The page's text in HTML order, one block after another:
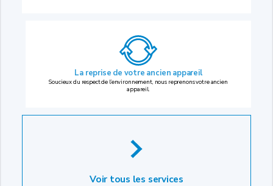
La reprise de votre ancien appareil
Soucieux du respect de l’environnement, nous reprenons votre ancien
appareil.
Voir tous les services